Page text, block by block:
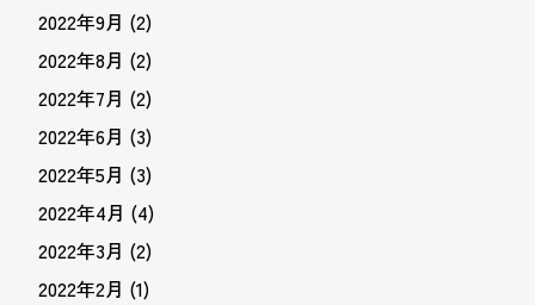
2022年9月 (2)
2022年8月 (2)
2022年7月 (2)
2022年6月 (3)
2022年5月 (3)
2022年4月 (4)
2022年3月 (2)
2022年2月 (1)